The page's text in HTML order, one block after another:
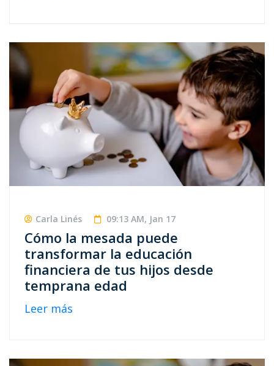
Carla Linés 09:13 AM, Jan 17
Cómo la mesada puede
transformar la educación
financiera de tus hijos desde
temprana edad
Leer más